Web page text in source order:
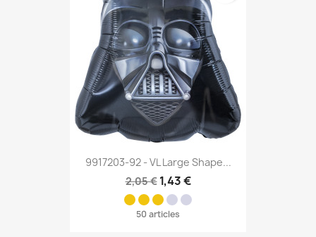
9917203-92 - VL Large Shape...
2,05 € 1,43 €
50 articles